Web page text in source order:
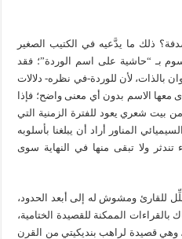
ذلك ما يدَّعيه في الكتيب الصغير
بـ “حاشية على اسم الوردة”؛ فقد
بالذات، لأن للوردة-في نظره- دلالات
معها الاسم بدون أي معنى واضح؛ فإذا
شعري يعود للفترة الزمنية التي
المناور أراد أن يبلغنا بأسلوبه
ولا تبقى منها في النهاية سوى
للقارئ ومشوش له إلى أبعد الحدود،
الممكنة للقصيدة الختامية،
وهي قصيدة لراهب بنديكيتي من القرن